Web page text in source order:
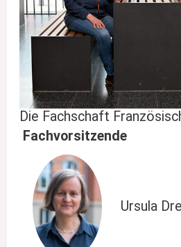
Die Fachschaft
Fachvorsitzende
Ursula